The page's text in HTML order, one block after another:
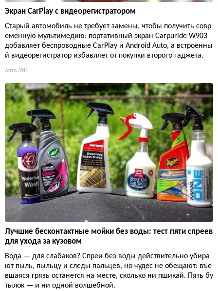
Экран CarPlay с видеорегистратором
Старый автомобиль не требует замены, чтобы получить совр
еменную мультимедию: портативный экран Carpuride W903
добавляет беспроводные CarPlay и Android Auto, а встроенны
й видеорегистратор избавляет от покупки второго гаджета.
Авто 398
Лучшие бесконтактные мойки без воды: тест пяти спреев
для ухода за кузовом
Вода — для слабаков? Спреи без воды действительно убира
ют пыль, пыльцу и следы пальцев, но чудес не обещают: въе
вшаяся грязь останется на месте, сколько ни пшикай. Пять бу
тылок — и ни одной волшебной.